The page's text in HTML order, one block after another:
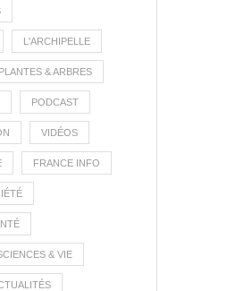
L'ARCHIPELLE
PLANTES & ARBRES
PODCAST
VIDÉOS
FRANCE INFO
& VIE